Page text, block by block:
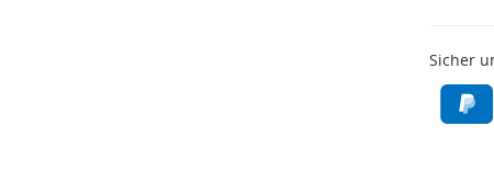
Sicher